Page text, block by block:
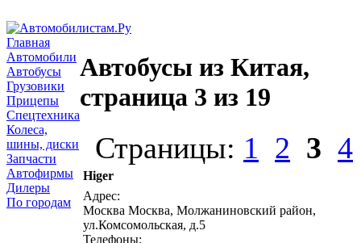
Главная
Автомобили
Автобусы
Грузовики
Прицепы
Спецтехника
Колеса,
шины, диски
Запчасти
Автофирмы
Дилеры
По городам
Автобусы из Китая,
страница 3 из 19
Страницы: 1 2 3 4
Higer
Адрес:
Москва Москва, Молжаниновский район,
ул.Комсомольская, д.5
Телефоны: